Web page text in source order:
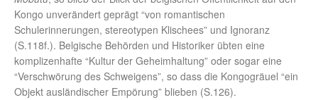
Kongo unverändert geprägt “von romantischen
Schulerinnerungen, stereotypen Klischees” und Ignoranz
(S.118f.). Belgische Behörden und Historiker übten eine
komplizenhafte “Kultur der Geheimhaltung” oder sogar eine
“Verschwörung des Schweigens”, so dass die Kongogräuel “ein
Objekt ausländischer Empörung” blieben (S.126).